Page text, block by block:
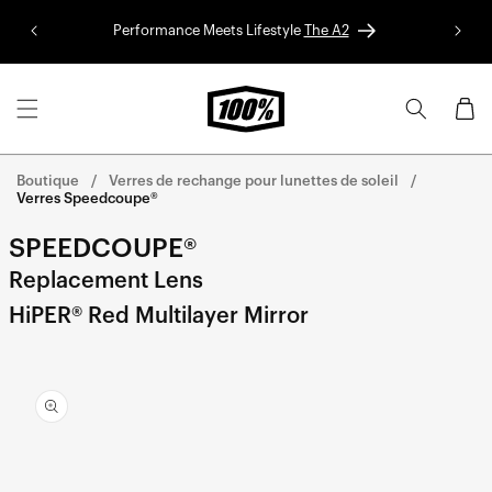
contenu
Performance Meets Lifestyle The A2
Panier
Boutique
Verres de rechange pour lunettes de soleil
Verres Speedcoupe®
SPEEDCOUPE®
Replacement Lens
HiPER® Red Multilayer Mirror
informations
sur le